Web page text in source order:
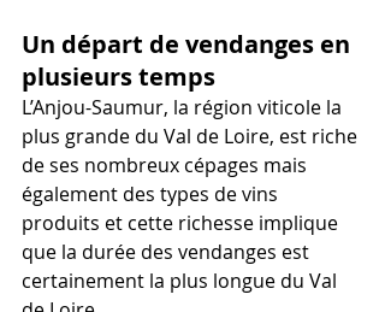
Un départ de vendanges en
plusieurs temps
L’Anjou-Saumur, la région viticole la
plus grande du Val de Loire, est riche
de ses nombreux cépages mais
également des types de vins
produits et cette richesse implique
que la durée des vendanges est
certainement la plus longue du Val